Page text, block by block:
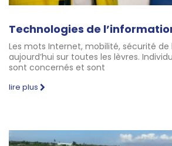
Technologies de
Les mots Internet, mobilité, sécurité de
aujourd’hui sur toutes les lèvres.
sont concernés et sont
lire plus